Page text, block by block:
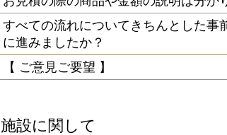
すべての流れについてきちんとした事
に進みましたか？
【 ご意見ご要望 】
施設に関して